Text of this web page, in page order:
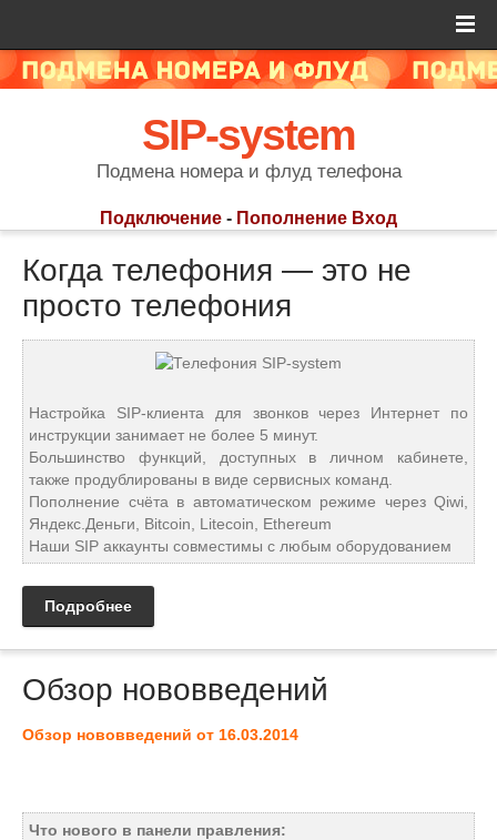
SIP-system
Подмена номера и флуд телефона
Подключение - Пополнение Вход
Когда телефония — это не
просто телефония
Настройка SIP-клиента для звонков через Интернет по
инструкции занимает не более 5 минут.
Большинство функций, доступных в личном кабинете,
также продублированы в виде сервисных команд.
Пополнение счёта в автоматическом режиме через Qiwi,
Яндекс.Деньги, Bitcoin, Litecoin, Ethereum
Наши SIP аккаунты совместимы с любым оборудованием
Подробнее
Обзор нововведений
Обзор нововведений от 16.03.2014
Что нового в панели правления: